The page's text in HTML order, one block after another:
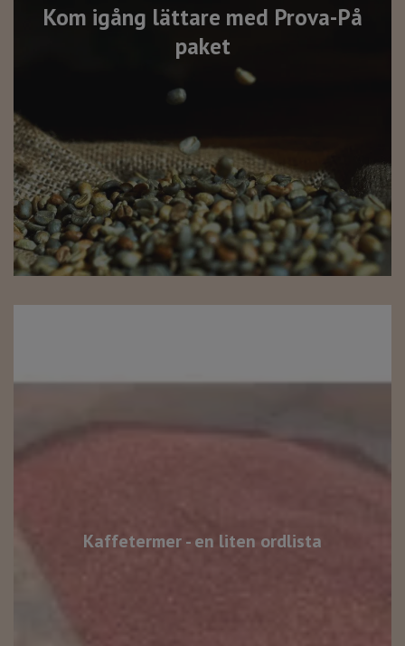
Kom igång lättare med Prova-På
paket
Kaffetermer - en liten ordlista